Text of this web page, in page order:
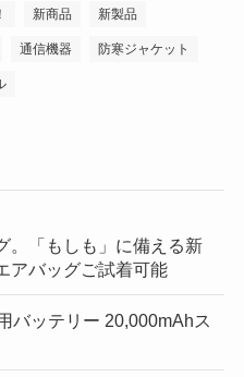
新商品 新製品
通信機器 防寒ジャケット
。「もしも」に備える新
アバッグご試着可能
バッテリー 20,000mAhス